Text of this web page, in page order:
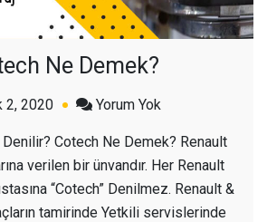
Ne Demek?
2, 2020 Yorum Yok
Ne
Demek?
Cotech Ne Demek? Renault
verilen bir ünvandır. Her Renault
“Cotech” Denilmez. Renault &
tamirinde Yetkili servislerinde